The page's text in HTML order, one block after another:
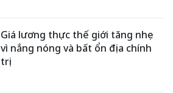
Giá lương thực thế giới tăng nhẹ
vì nắng nóng và bất ổn địa chính
trị